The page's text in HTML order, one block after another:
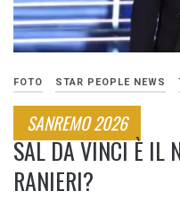
FOTO STAR PEOPLE NEWS
SANREMO 2026
SAL DA VINCI È IL
RANIERI?